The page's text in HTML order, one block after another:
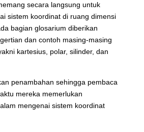
secara langsung untuk
sistem koordinat di ruang dimensi
bagian glosarium diberikan
dan contoh masing-masing
kartesius, polar, silinder, dan
penambahan sehingga pembaca
mereka memerlukan
mengenai sistem koordinat